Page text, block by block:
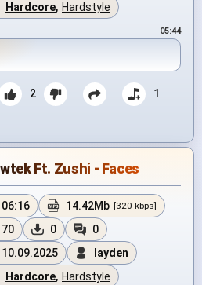
Hardcore, Hardstyle
05:44
2 1
Ft. Zushi - Faces
06:16 14.42Mb [320 kbps]
70 0
0
10.09.2025
layden
Hardcore, Hardstyle